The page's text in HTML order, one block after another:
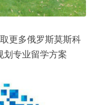
更多俄罗斯莫斯科
划专业留学方案